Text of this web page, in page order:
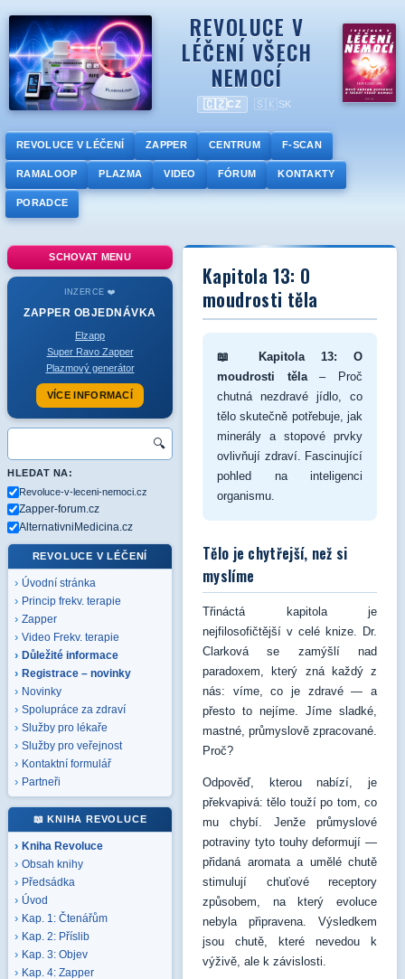
REVOLUCE V
LÉČENÍ VŠECH
NEMOCÍ
🇨🇿CZ 🇸🇰SK
REVOLUCE V LÉČENÍ ZAPPER CENTRUM F-SCAN
RAMALOOP PLAZMA VIDEO FÓRUM KONTAKTY
PORADCE
SCHOVAT MENU
INZERCE ❤️
ZAPPER OBJEDNÁVKA
Elzapp
Super Ravo Zapper
Plazmový generátor
VÍCE INFORMACÍ
🔍
HLEDAT NA:
Revoluce-v-leceni-nemoci.cz
Zapper-forum.cz
AlternativniMedicina.cz
REVOLUCE V LÉČENÍ
Úvodní stránka
Princip frekv. terapie
Zapper
Video Frekv. terapie
Důležité informace
Registrace – novinky
Novinky
Spolupráce za zdraví
Služby pro lékaře
Služby pro veřejnost
Kontaktní formulář
Partneři
📖 KNIHA REVOLUCE
Kniha Revoluce
Obsah knihy
Předsádka
Úvod
Kap. 1: Čtenářům
Kap. 2: Příslib
Kap. 3: Objev
Kap. 4: Zapper
Kapitola 13: O
moudrosti těla
📖 Kapitola 13: O
moudrosti těla– Proč
chutná nezdravé jídlo, co
tělo skutečně potřebuje, jak
minerály a stopové prvky
ovlivňují zdraví. Fascinující
pohled na inteligenci
organismu.
Tělo je chytřejší, než si
myslíme
Třináctá kapitola je
nejfilosofičtější v celé knize. Dr.
Clarková se zamýšlí nad
paradoxem, který zná každý z
nás: víme, co je zdravé — a
přesto to nejíme. Jíme sladké,
mastné, průmyslově zpracované.
Proč?
Odpověď, kterou nabízí, je
překvapivá: tělo touží po tom, co
mu chybí. Jenže průmyslové
potraviny tyto touhy deformují —
přidaná aromata a umělé chutě
stimulují chuťové receptory
způsobem, na který evoluce
nebyla připravena. Výsledkem
jsou chutě, které nevedou k
výživě, ale k závislosti.